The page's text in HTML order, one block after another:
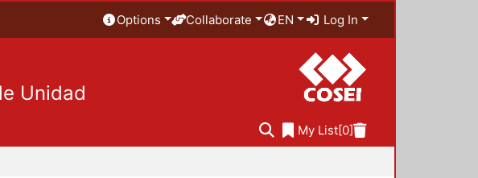
Options Collaborate EN Log In
Unidad
My List[0]